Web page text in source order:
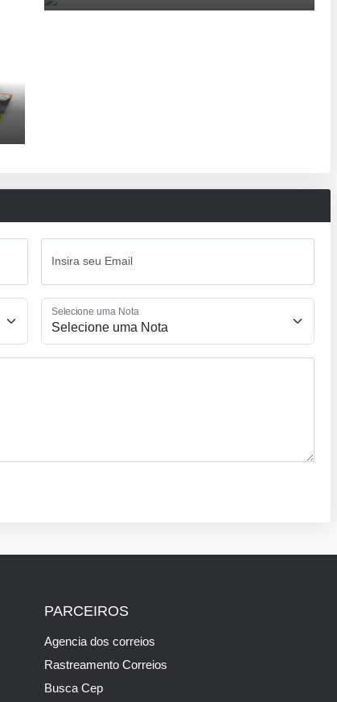
Insira seu Email
Selecione uma Nota
PARCEIROS
Agencia dos correios
Rastreamento Correios
Busca Cep